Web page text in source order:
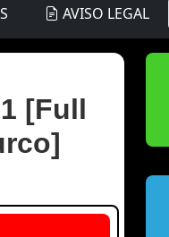
AVISO LEGAL
[Full